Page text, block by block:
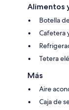
Alimentos
Botella
Cafetera
Tetera
Más
Aire
Caja de